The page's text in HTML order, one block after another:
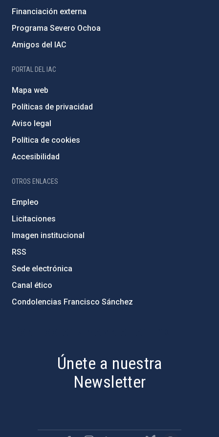
Financiación externa
Programa Severo Ochoa
Amigos del IAC
PORTAL DEL IAC
Mapa web
Políticas de privacidad
Aviso legal
Política de cookies
Accesibilidad
OTROS ENLACES
Empleo
Licitaciones
Imagen institucional
RSS
Sede electrónica
Canal ético
Condolencias Francisco Sánchez
Únete a nuestra
Newsletter